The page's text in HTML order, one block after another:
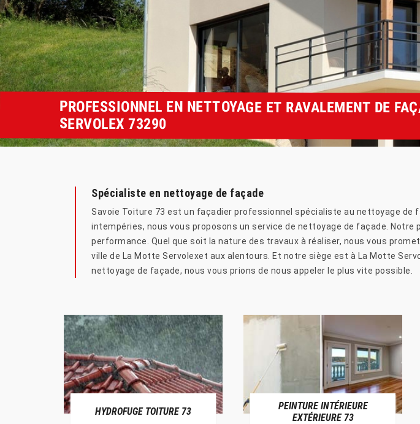
PROFESSIONNEL EN NETTOYAGE ET RAVALEMENT DE
SERVOLEX 73290
Spécialiste en nettoyage de façade
Savoie Toiture 73 est un façadier professionnel spécialiste au nettoyage de
intempéries, nous vous proposons un service de nettoyage de façade.
performance. Quel que soit la nature des travaux à réaliser, nous vous
ville de La Motte Servolexet aux alentours. Et notre siège est à La Motte
nettoyage de façade, nous vous prions de nous appeler le plus vite possible.
HYDROFUGE TOITURE 73
PEINTURE INTÉRIEURE
EXTÉRIEURE 73